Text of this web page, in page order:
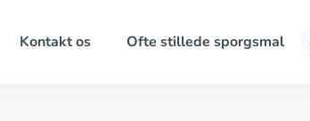
Kontakt os Ofte stillede sporgsmal